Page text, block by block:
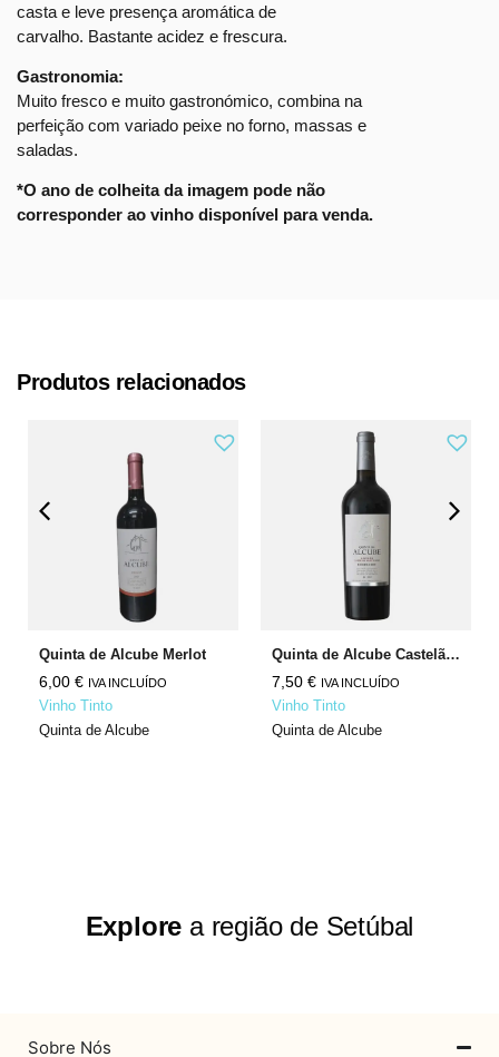
casta e leve presença aromática de
carvalho. Bastante acidez e frescura.
Gastronomia:
Muito fresco e muito gastronómico, combina na
perfeição com variado peixe no forno, massas e
saladas.
*O ano de colheita da imagem pode não
corresponder ao vinho disponível para venda.
Produtos relacionados
Quinta de Alcube Merlot
6,00 € IVA INCLUÍDO
Vinho Tinto
Quinta de Alcube
Quinta de Alcube Castelão Cabernet Sauvignon
7,50 € IVA INCLUÍDO
Vinho Tinto
Quinta de Alcube
Explore a região de Setúbal
Sobre Nós